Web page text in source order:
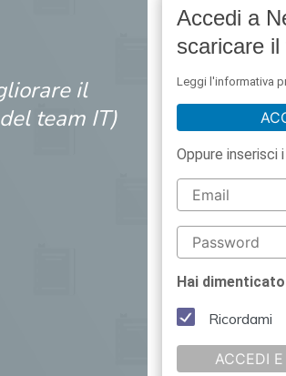
Corsi
Chi siamo
il
team IT)
Accedi a
scaricare
Leggi l'informativa
Oppure inserisci
Hai
Ricordami
ACCEDI